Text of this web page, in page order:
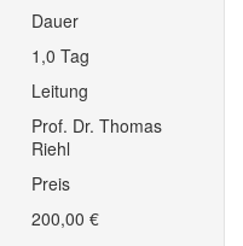
Dauer
1,0 Tag
Leitung
Prof. Dr. Thomas
Riehl
Preis
200,00 €